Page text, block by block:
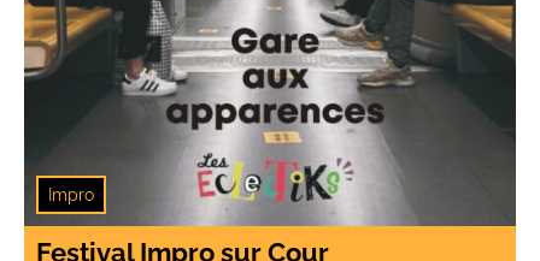
Impro
Festival Impro sur Cour